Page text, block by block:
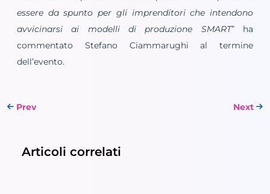
essere da spunto per gli imprenditori che intendono
avvicinarsi ai modelli di produzione SMART” ha
commentato Stefano Ciammarughi al termine
dell’evento.
Prev Next
Articoli correlati